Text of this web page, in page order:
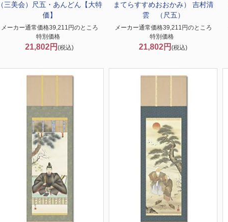
（三美会）尺五・あんどん【大特
価】
メーカー通常価格39,211円のところ
特別価格
21,802円 (税込)
まてらすすめおおかみ） 吉村清
雲 （尺五）
メーカー通常価格39,211円のところ
特別価格
21,802円 (税込)